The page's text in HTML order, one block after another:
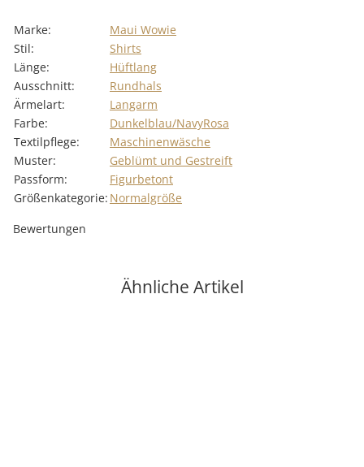
Marke:
Maui Wowie
Stil:
Shirts
Länge:
Hüftlang
Ausschnitt:
Rundhals
Ärmelart:
Langarm
Farbe:
Dunkelblau/NavyRosa
Textilpflege:
Maschinenwäsche
Muster:
Geblümt und Gestreift
Passform:
Figurbetont
Größenkategorie: Normalgröße
Bewertungen
Ähnliche Artikel